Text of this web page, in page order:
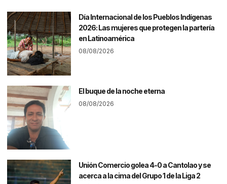
Día Internacional de los Pueblos Indígenas
2026: Las mujeres que protegen la partería
en Latinoamérica
08/08/2026
El buque de la noche eterna
08/08/2026
Unión Comercio golea 4-0 a Cantolao y se
acerca a la cima del Grupo 1 de la Liga 2